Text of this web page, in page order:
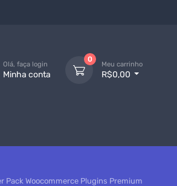
Olá, faça login
Minha conta
0
Meu carrinho
R$0,00
Pack Woocommerce Plugins Premium